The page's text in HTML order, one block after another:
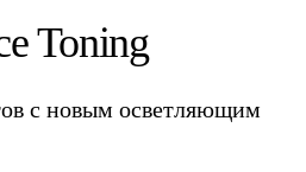
Toning
с новым осветляющим